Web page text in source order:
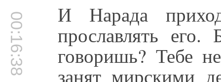
00:16:38 И Нарада
прославлять
говоришь? Тебе
занят мирскими